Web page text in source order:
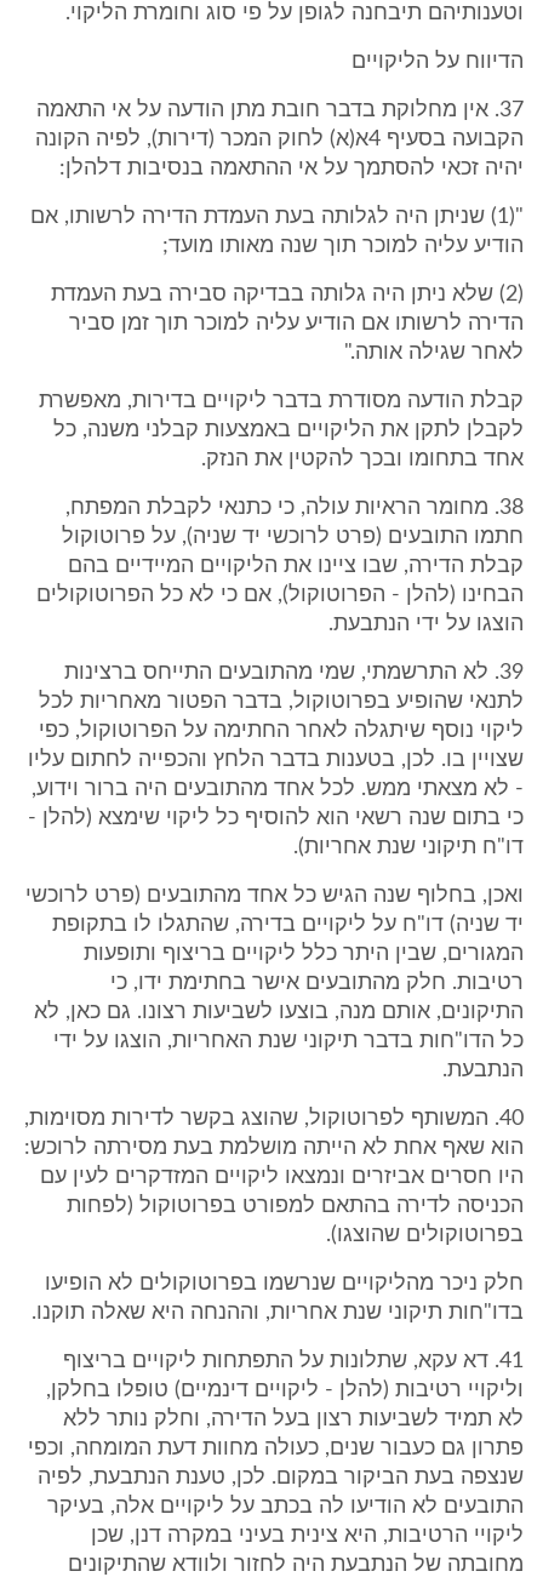
וטענותיהם תיבחנה לגופן על פי סוג וחומרת הליקוי.
הדיווח על הליקויים
37. אין מחלוקת בדבר חובת מתן הודעה על אי התאמה
הקבועה בסעיף 4א(א) לחוק המכר (דירות), לפיה הקונה
יהיה זכאי להסתמך על אי ההתאמה בנסיבות דלהלן:
"(1) שניתן היה לגלותה בעת העמדת הדירה לרשותו, אם
הודיע עליה למוכר תוך שנה מאותו מועד;
(2) שלא ניתן היה גלותה בבדיקה סבירה בעת העמדת
הדירה לרשותו אם הודיע עליה למוכר תוך זמן סביר
לאחר שגילה אותה."
קבלת הודעה מסודרת בדבר ליקויים בדירות, מאפשרת
לקבלן לתקן את הליקויים באמצעות קבלני משנה, כל
אחד בתחומו ובכך להקטין את הנזק.
38. מחומר הראיות עולה, כי כתנאי לקבלת המפתח,
חתמו התובעים (פרט לרוכשי יד שניה), על פרוטוקול
קבלת הדירה, שבו ציינו את הליקויים המיידיים בהם
הבחינו (להלן - הפרוטוקול), אם כי לא כל הפרוטוקולים
הוצגו על ידי הנתבעת.
39. לא התרשמתי, שמי מהתובעים התייחס ברצינות
לתנאי שהופיע בפרוטוקול, בדבר הפטור מאחריות לכל
ליקוי נוסף שיתגלה לאחר החתימה על הפרוטוקול, כפי
שצויין בו. לכן, בטענות בדבר הלחץ והכפייה לחתום עליו
- לא מצאתי ממש. לכל אחד מהתובעים היה ברור וידוע,
כי בתום שנה רשאי הוא להוסיף כל ליקוי שימצא (להלן -
דו"ח תיקוני שנת אחריות).
ואכן, בחלוף שנה הגיש כל אחד מהתובעים (פרט לרוכשי
יד שניה) דו"ח על ליקויים בדירה, שהתגלו לו בתקופת
המגורים, שבין היתר כלל ליקויים בריצוף ותופעות
רטיבות. חלק מהתובעים אישר בחתימת ידו, כי
התיקונים, אותם מנה, בוצעו לשביעות רצונו. גם כאן, לא
כל הדו"חות בדבר תיקוני שנת האחריות, הוצגו על ידי
הנתבעת.
40. המשותף לפרוטוקול, שהוצג בקשר לדירות מסוימות,
הוא שאף אחת לא הייתה מושלמת בעת מסירתה לרוכש:
היו חסרים אביזרים ונמצאו ליקויים המזדקרים לעין עם
הכניסה לדירה בהתאם למפורט בפרוטוקול (לפחות
בפרוטוקולים שהוצגו).
חלק ניכר מהליקויים שנרשמו בפרוטוקולים לא הופיעו
בדו"חות תיקוני שנת אחריות, וההנחה היא שאלה תוקנו.
41. דא עקא, שתלונות על התפתחות ליקויים בריצוף
וליקויי רטיבות (להלן - ליקויים דינמיים) טופלו בחלקן,
לא תמיד לשביעות רצון בעל הדירה, וחלק נותר ללא
פתרון גם כעבור שנים, כעולה מחוות דעת המומחה, וכפי
שנצפה בעת הביקור במקום. לכן, טענת הנתבעת, לפיה
התובעים לא הודיעו לה בכתב על ליקויים אלה, בעיקר
ליקויי הרטיבות, היא צינית בעיני במקרה דנן, שכן
מחובתה של הנתבעת היה לחזור ולוודא שהתיקונים